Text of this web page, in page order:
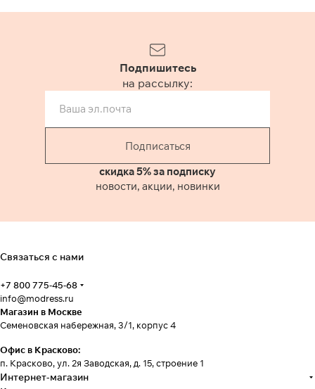
Подпишитесь
на рассылку:
Подписаться
скидка 5% за подписку
новости, акции, новинки
Связаться с нами
+7 800 775-45-68
info@modress.ru
Магазин в Москве
Семеновская набережная, 3/1, корпус 4
Офис в Красково:
п. Красково, ул. 2я Заводская, д. 15, строение 1
Интернет-магазин